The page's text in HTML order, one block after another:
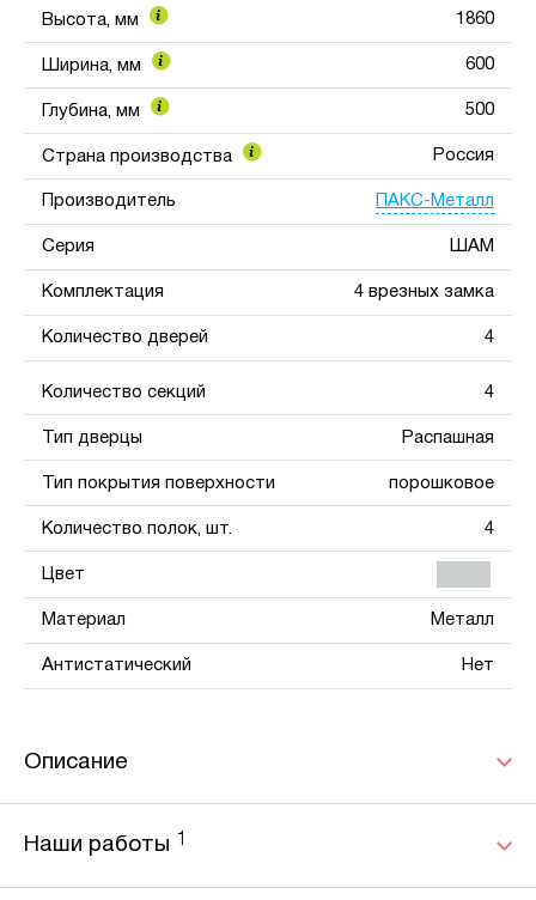
Высота, мм 1860
Ширина, мм 600
Глубина, мм 500
Страна производства Россия
Производитель ПАКС-Металл
Серия ШАМ
Комплектация 4 врезных замка
Количество дверей 4
Количество секций 4
Тип дверцы Распашная
Тип покрытия поверхности порошковое
Количество полок, шт. 4
Цвет
Материал Металл
Антистатический Нет
Описание
Наши работы